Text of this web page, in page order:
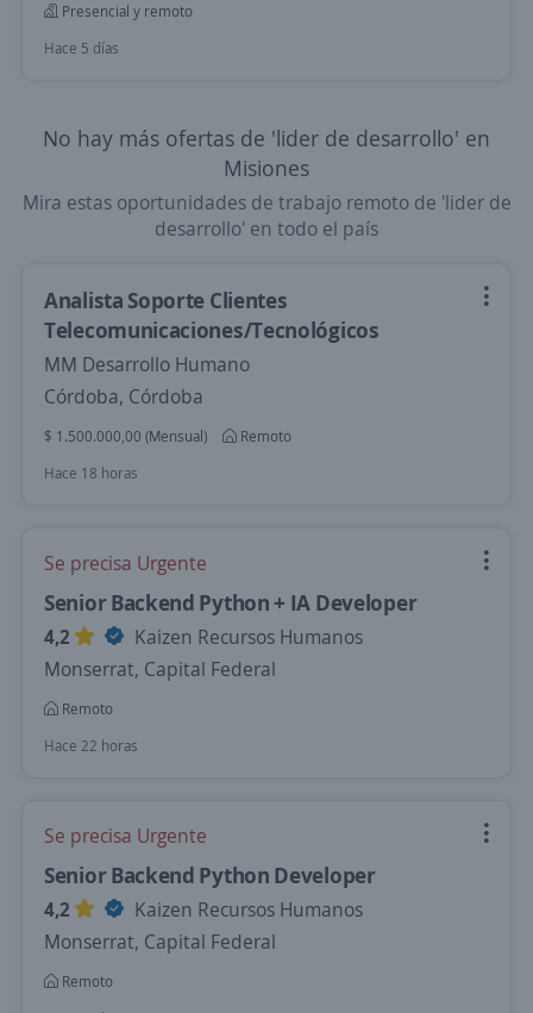
Presencial y remoto
Hace 5 días
No hay más ofertas de 'lider de desarrollo' en
Misiones
Mira estas oportunidades de trabajo remoto de 'lider de
desarrollo' en todo el país
Analista Soporte Clientes
Telecomunicaciones/Tecnológicos
MM Desarrollo Humano
Córdoba, Córdoba
$ 1.500.000,00 (Mensual)
Remoto
Hace 18 horas
Se precisa Urgente
Senior Backend Python + IA Developer
4,2
Kaizen Recursos Humanos
Monserrat, Capital Federal
Remoto
Hace 22 horas
Se precisa Urgente
Senior Backend Python Developer
4,2
Kaizen Recursos Humanos
Monserrat, Capital Federal
Remoto